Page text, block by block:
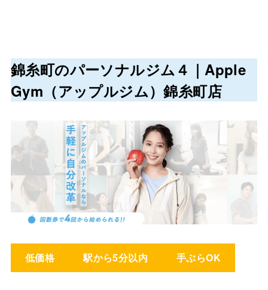
錦糸町のパーソナルジム４｜ Apple
Gym（アップルジム）錦糸町店
低価格 駅から5分以内 手ぶらOK